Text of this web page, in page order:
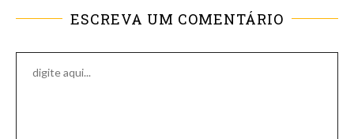
ESCREVA UM COMENTÁRIO